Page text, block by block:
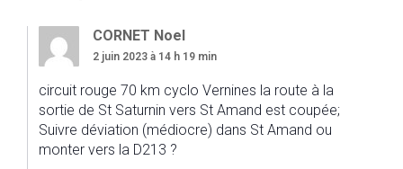
CORNET Noel
2 juin 2023 à 14 h 19 min
circuit rouge 70 km cyclo Vernines la route à la
sortie de St Saturnin vers St Amand est coupée;
Suivre déviation (médiocre) dans St Amand ou
monter vers la D213 ?